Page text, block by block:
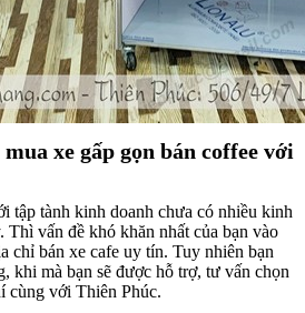
xe gấp gọn bán coffee với
tập tành kinh doanh chưa có nhiều kinh
vấn đề khó khăn nhất của bạn vào
chỉ bán xe cafe uy tín. Tuy nhiên bạn
khi mà bạn sẽ được hỗ trợ, tư vấn chọn
cùng với Thiên Phúc.